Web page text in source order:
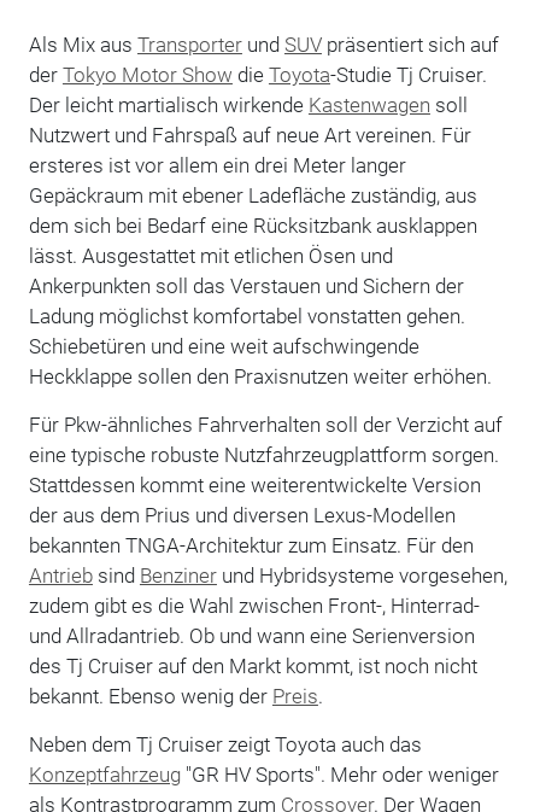
Als Mix aus Transporterund SUVpräsentiert sich auf
der Tokyo Motor Show die Toyota-Studie Tj Cruiser.
Der leicht martialisch wirkende Kastenwagen soll
Nutzwert und Fahrspaß auf neue Art vereinen. Für
ersteres ist vor allem ein drei Meter langer
Gepäckraum mit ebener Ladefläche zuständig, aus
dem sich bei Bedarf eine Rücksitzbank ausklappen
lässt. Ausgestattet mit etlichen Ösen und
Ankerpunkten soll das Verstauen und Sichern der
Ladung möglichst komfortabel vonstatten gehen.
Schiebetüren und eine weit aufschwingende
Heckklappe sollen den Praxisnutzen weiter erhöhen.
Für Pkw-ähnliches Fahrverhalten soll der Verzicht auf
eine typische robuste Nutzfahrzeugplattform sorgen.
Stattdessen kommt eine weiterentwickelte Version
der aus dem Prius und diversen Lexus-Modellen
bekannten TNGA-Architektur zum Einsatz. Für den
Antriebsind Benzinerund Hybridsysteme vorgesehen,
zudem gibt es die Wahl zwischen Front-, Hinterrad-
und Allradantrieb. Ob und wann eine Serienversion
des Tj Cruiser auf den Markt kommt, ist noch nicht
bekannt. Ebenso wenig der Preis.
Neben dem Tj Cruiser zeigt Toyota auch das
Konzeptfahrzeug"GR HV Sports". Mehr oder weniger
als Kontrastprogramm zum Crossover. Der Wagen